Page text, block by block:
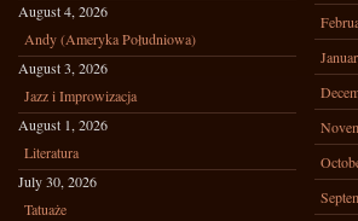
August 4, 2026
Andy (Ameryka Południowa)
August 3, 2026
Jazz i Improwizacja
August 1, 2026
Literatura
July 30, 2026
Tatuaże